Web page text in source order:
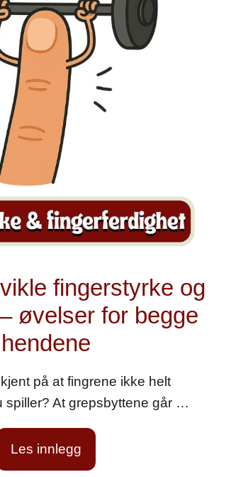
fingerstyrke og
øvelser for begge
hendene
på at fingrene ikke helt
spiller? At grepsbyttene går …
Les innlegg